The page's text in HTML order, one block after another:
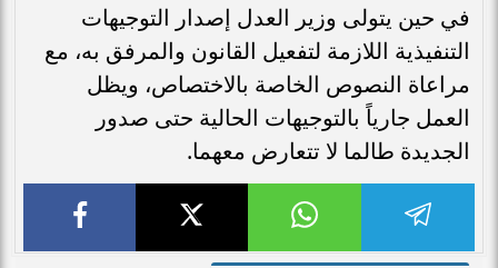
في حين يتولى وزير العدل إصدار التوجيهات
التنفيذية اللازمة لتفعيل القانون والمرفق به، مع
مراعاة النصوص الخاصة بالاختصاص، ويظل
العمل جارياً بالتوجيهات الحالية حتى صدور
الجديدة طالما لا تتعارض معهما.